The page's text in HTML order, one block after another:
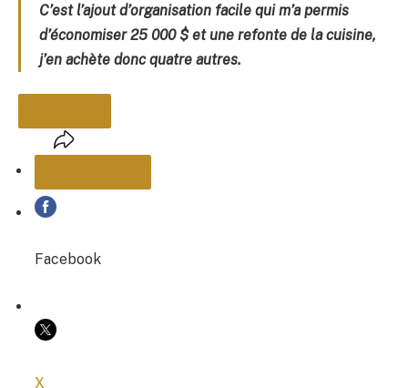
C’est l’ajout d’organisation facile qui m’a permis
d’économiser 25 000 $ et une refonte de la cuisine,
j’en achète donc quatre autres.
PARTAGER
COPIER LE LIEN
Facebook
X